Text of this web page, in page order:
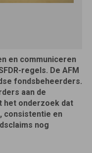
en communiceren
regels. De AFM
fondsbeheerders.
aan de
het onderzoek dat
consistentie en
nog